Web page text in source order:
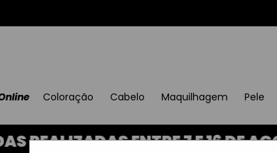
Coloração Cabelo Maquilhagem Pele
ENTRE 7 E 16 DE